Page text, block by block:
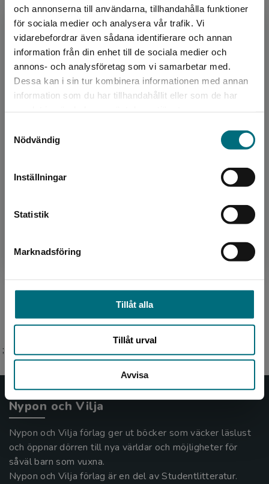
och annonserna till användarna, tillhandahålla funktioner
för sociala medier och analysera vår trafik. Vi
vidarebefordrar även sådana identifierare och annan
information från din enhet till de sociala medier och
annons- och analysföretag som vi samarbetar med.
Dessa kan i sin tur kombinera informationen med annan
information som du har tillhandahållit eller som de har
Nödvändig
Inställningar
Statistik
Marknadsföring
Tillåt alla
Tillåt urval
Avvisa
Begränsad fraktregion
Det verkar som att du besöker
Sverige. För att kunna slutföra ett köp måste
Upphovspersoner
;
Nypon och Vilja
Nypon och Vilja förlag ger ut böcker som väcker läslust
och öppnar dörren till nya världar och möjligheter för
såväl barn som vuxna.
Nypon och Vilja förlag är en del av Studentlitteratur.